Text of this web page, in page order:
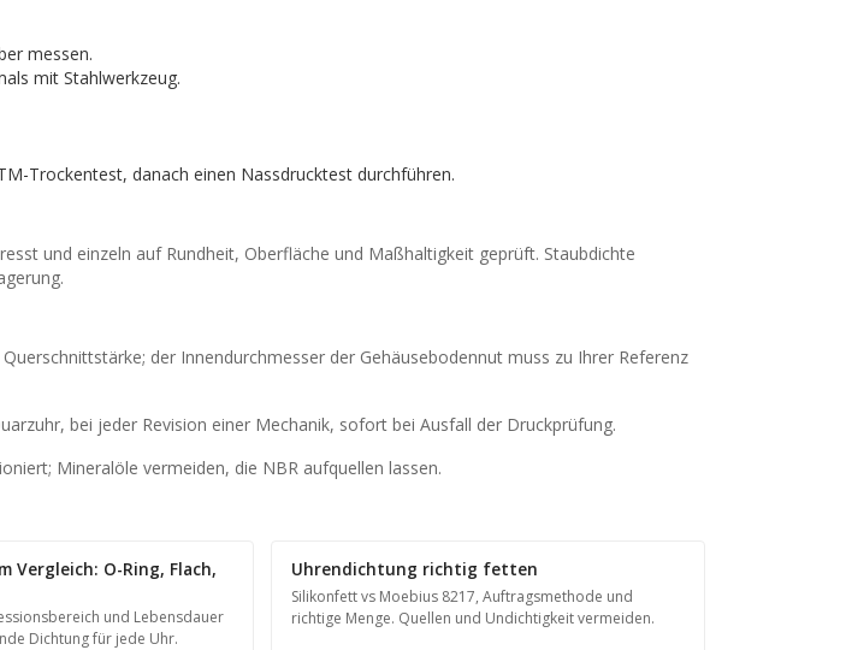
messen.
mit Stahlwerkzeug.
Trockentest, danach einen Nassdrucktest durchführen.
und einzeln auf Rundheit, Oberfläche und Maßhaltigkeit geprüft. Staubdichte
der Innendurchmesser der Gehäusebodennut muss zu Ihrer Referenz
bei jeder Revision einer Mechanik, sofort bei Ausfall der Druckprüfung.
Mineralöle vermeiden, die NBR aufquellen lassen.
Vergleich: O-Ring, Flach,
und Lebensdauer
Dichtung für jede Uhr.
Uhrendichtung richtig fetten
Silikonfett vs Moebius 8217, Auftragsmethode und
richtige Menge. Quellen und Undichtigkeit vermeiden.